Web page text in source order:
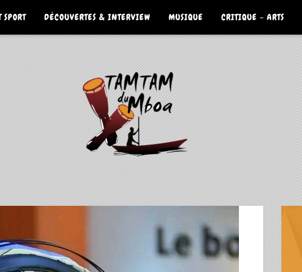
DÉCOUVERTES & INTERVIEW MUSIQUE CRITIQUE – ARTS